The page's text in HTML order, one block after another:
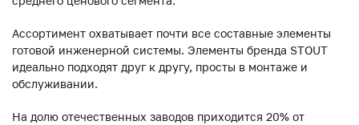
Ассортимент охватывает почти все составные элементы
готовой инженерной системы. Элементы бренда STOUT
идеально подходят друг к другу, просты в монтаже и
обслуживании.
На долю отечественных заводов приходится 20% от